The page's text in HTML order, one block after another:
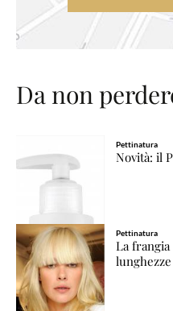
Da non
Pettinatura
Novità: il
Pettinatura
La
lunghezze